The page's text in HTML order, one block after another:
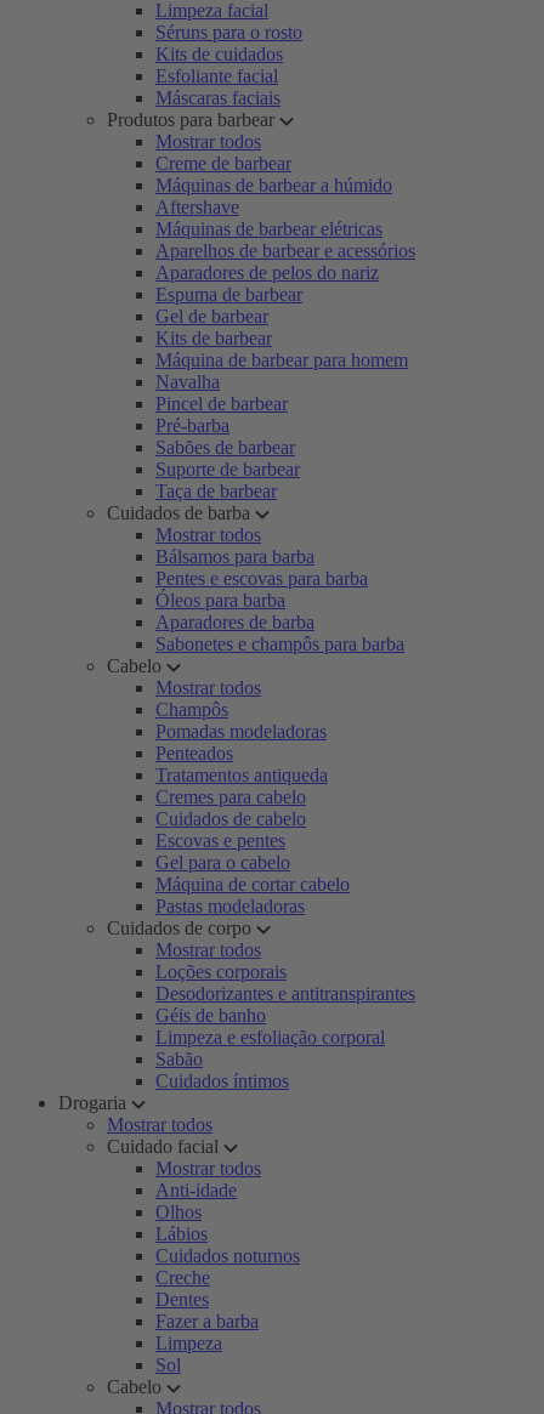
Limpeza facial
Séruns para o rosto
Kits de cuidados
Esfoliante facial
Máscaras faciais
Produtos para barbear
Mostrar todos
Creme de barbear
Máquinas de barbear a húmido
Aftershave
Máquinas de barbear elétricas
Aparelhos de barbear e acessórios
Aparadores de pelos do nariz
Espuma de barbear
Gel de barbear
Kits de barbear
Máquina de barbear para homem
Navalha
Pincel de barbear
Pré-barba
Sabões de barbear
Suporte de barbear
Taça de barbear
Cuidados de barba
Mostrar todos
Bálsamos para barba
Pentes e escovas para barba
Óleos para barba
Aparadores de barba
Sabonetes e champôs para barba
Cabelo
Mostrar todos
Champôs
Pomadas modeladoras
Penteados
Tratamentos antiqueda
Cremes para cabelo
Cuidados de cabelo
Escovas e pentes
Gel para o cabelo
Máquina de cortar cabelo
Pastas modeladoras
Cuidados de corpo
Mostrar todos
Loções corporais
Desodorizantes e antitranspirantes
Géis de banho
Limpeza e esfoliação corporal
Sabão
Cuidados íntimos
Drogaria
Mostrar todos
Cuidado facial
Mostrar todos
Anti-idade
Olhos
Lábios
Cuidados noturnos
Creche
Dentes
Fazer a barba
Limpeza
Sol
Cabelo
Mostrar todos